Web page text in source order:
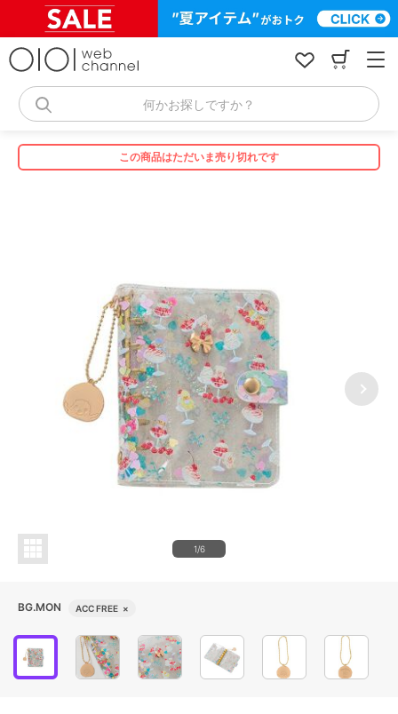
何かお探しですか？
この商品はただいま売り切れです
1/6
BG.MON ACC FREE ×